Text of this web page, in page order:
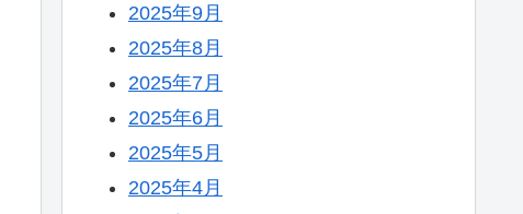
2025年9月
2025年8月
2025年7月
2025年6月
2025年5月
2025年4月